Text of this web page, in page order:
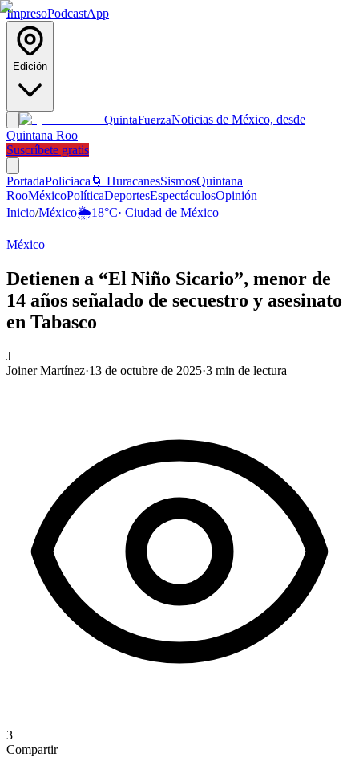
ImpresoPodcastApp
Edición
QuintaFuerzaNoticias de México, desde
Quintana Roo
Suscríbete gratis
PortadaPoliciaca 🌀 HuracanesSismosQuintana
RooMéxicoPolíticaDeportesEspectáculosOpinión
Inicio/México🌦️18°C· Ciudad de México
México
Detienen a “El Niño Sicario”, menor de
14 años señalado de secuestro y asesinato
en Tabasco
J
Joiner Martínez·13 de octubre de 2025·3 min de lectura
3
Compartir